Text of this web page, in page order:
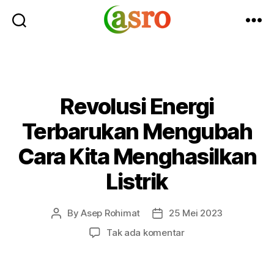
Revolusi Energi
Terbarukan Mengubah
Cara Kita Menghasilkan
Listrik
PostByAsep Rohimat
Post
date
25 Mei 2023
Tak ada komentarpada